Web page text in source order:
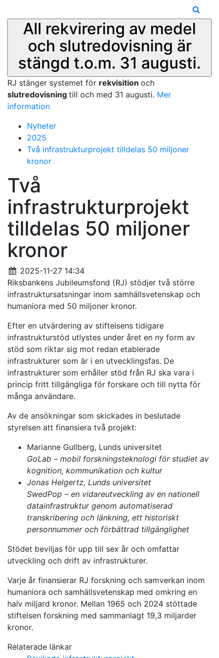
All rekvirering av medel
och slutredovisning är
stängd t.o.m. 31 augusti.
RJ stänger systemet för rekvisition och
slutredovisning till och med 31 augusti. Mer
information
Nyheter
2025
Två infrastrukturprojekt tilldelas 50 miljoner
kronor
Två
infrastrukturprojekt
tilldelas 50 miljoner
kronor
2025-11-27 14:34
Riksbankens Jubileumsfond (RJ) stödjer två större
infrastruktursatsningar inom samhällsvetenskap och
humaniora med 50 miljoner kronor.
Efter en utvärdering av stiftelsens tidigare
infrastrukturstöd utlystes under året en ny form av
stöd som riktar sig mot redan etablerade
infrastrukturer som är i en utvecklingsfas. De
infrastrukturer som erhåller stöd från RJ ska vara i
princip fritt tillgängliga för forskare och till nytta för
många användare.
Av de ansökningar som skickades in beslutade
styrelsen att finansiera två projekt:
Marianne Gullberg, Lunds universitet
GoLab – mobil forskningsteknologi för studiet av
kognition, kommunikation och kultur
Jonas Helgertz, Lunds universitet
SwedPop – en vidareutveckling av en nationell
datainfrastruktur genom automatiserad
transkribering och länkning, ett historiskt
personnummer och förbättrad tillgänglighet
Stödet beviljas för upp till sex år och omfattar
utveckling och drift av infrastrukturer.
Varje år finansierar RJ forskning och samverkan inom
humaniora och samhällsvetenskap med omkring en
halv miljard kronor. Mellan 1965 och 2024 stöttade
stiftelsen forskning med sammanlagt 19,3 miljarder
kronor.
Relaterade länkar